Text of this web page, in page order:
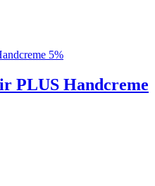
PLUS Handcreme